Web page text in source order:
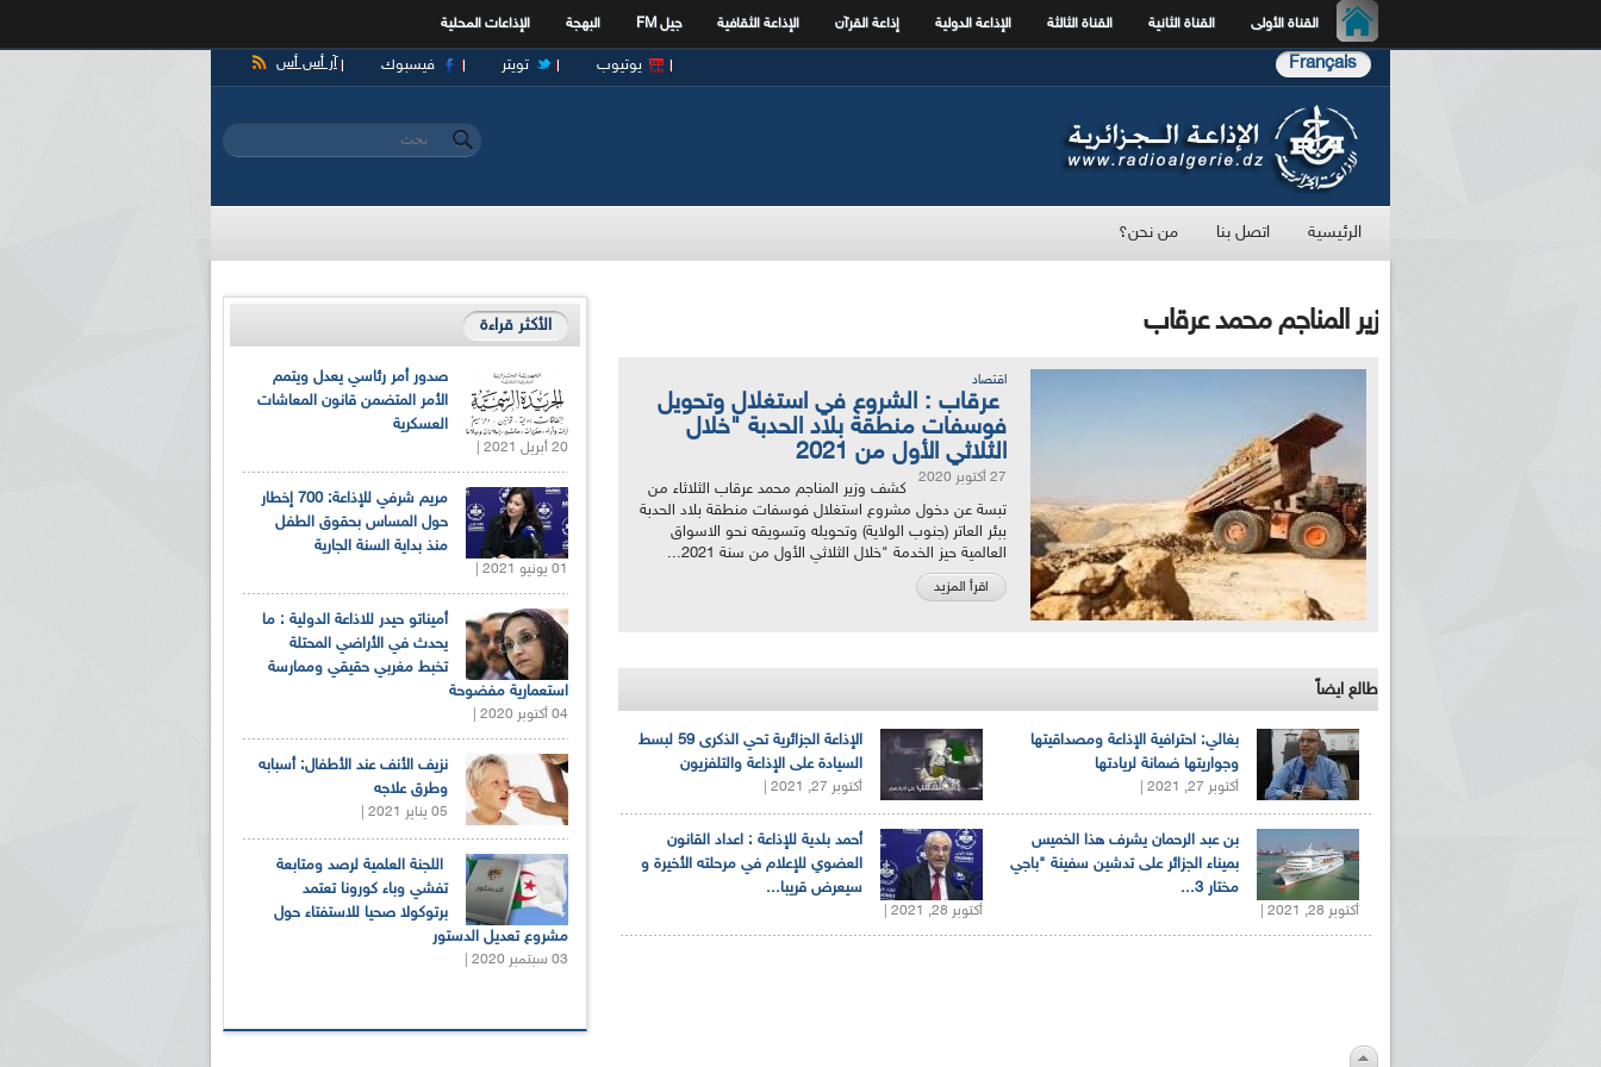
القناة الأولى القناة الثانية القناة الثالثة الإذاعة الدولية إذاعة القرآن الإذاعة الثقافية جيل FM البهجة الإذاعات المحلية
Français آر أس أس فيسبوك تويتر يوتيوب
استمارة البحث
‏بحث ‏
الرئيسية اتصل بنا من نحن؟
زير المناجم محمد عرقاب
اقتصاد
عرقاب : الشروع في استغلال وتحويل
فوسفات منطقة بلاد الحدبة "خلال
الثلاثي الأول من 2021
27 أكتوبر 2020
كشف وزير المناجم محمد عرقاب الثلاثاء من
تبسة عن دخول مشروع استغلال فوسفات منطقة بلاد الحدبة
ببئر العاتر (جنوب الولاية) وتحويله وتسويقه نحو الاسواق
العالمية حيز الخدمة "خلال الثلاثي الأول من سنة 2021...
اقرأ المزيد
طالع ايضاً
الإذاعة الجزائرية تحي الذكرى 59 لبسط
السيادة على الإذاعة والتلفزيون
أكتوبر 27, 2021 |
بغالي: احترافية الإذاعة ومصداقيتها
وجواريتها ضمانة لريادتها
أكتوبر 27, 2021 |
أحمد بلدية للإذاعة : اعداد القانون
العضوي للإعلام في مرحلته الأخيرة و
سيعرض قريبا...
أكتوبر 28, 2021 |
بن عبد الرحمان يشرف هذا الخميس
بميناء الجزائر على تدشين سفينة "باجي
مختار 3...
أكتوبر 28, 2021 |
الأكثر قراءة
صدور أمر رئاسي يعدل ويتمم
الأمر المتضمن قانون المعاشات
العسكرية
20 أبريل 2021 |
مريم شرفي للإذاعة: 700 إخطار
حول المساس بحقوق الطفل
منذ بداية السنة الجارية
01 يونيو 2021 |
أميناتو حيدر للاذاعة الدولية : ما
يحدث في الأراضي المحتلة
تخبط مغربي حقيقي وممارسة
استعمارية مفضوحة
04 أكتوبر 2020 |
نزيف الأنف عند الأطفال: أسبابه
وطرق علاجه
05 يناير 2021 |
اللجنة العلمية لرصد ومتابعة
تفشي وباء كورونا تعتمد
برتوكولا صحيا للاستفتاء حول
مشروع تعديل الدستور
03 سبتمبر 2020 |